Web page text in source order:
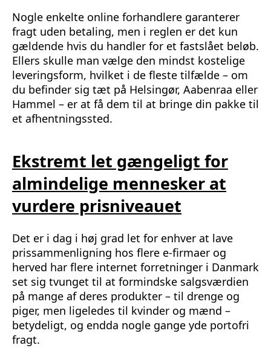
Nogle enkelte online forhandlere garanterer
fragt uden betaling, men i reglen er det kun
gældende hvis du handler for et fastslået beløb.
Ellers skulle man vælge den mindst kostelige
leveringsform, hvilket i de fleste tilfælde – om
du befinder sig tæt på Helsingør, Aabenraa eller
Hammel – er at få dem til at bringe din pakke til
et afhentningssted.
Ekstremt let gængeligt for
almindelige mennesker at
vurdere prisniveauet
Det er i dag i høj grad let for enhver at lave
prissammenligning hos flere e-firmaer og
herved har flere internet forretninger i Danmark
set sig tvunget til at formindske salgsværdien
på mange af deres produkter – til drenge og
piger, men ligeledes til kvinder og mænd –
betydeligt, og endda nogle gange yde portofri
fragt.